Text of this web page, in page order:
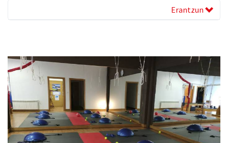
Erantzun